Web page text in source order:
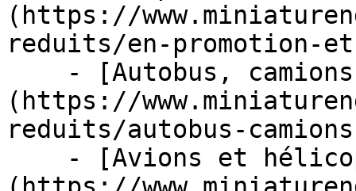
(https://
reduits/en-promotion-
(https://
reduits/autobus-